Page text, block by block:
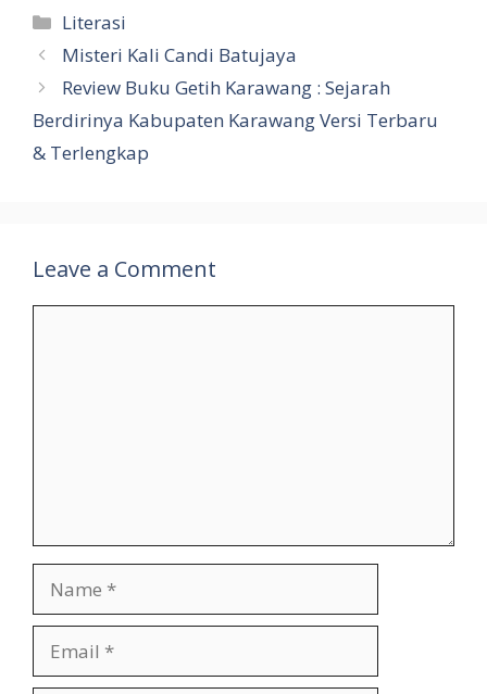
e
b
o
o
k
at
s
A
p
p
g
er
bl
r
di
t u
r
Categories
Literasi
Misteri Kali Candi Batujaya
Review Buku Getih Karawang : Sejarah
Berdirinya Kabupaten Karawang Versi Terbaru
& Terlengkap
Leave a Comment